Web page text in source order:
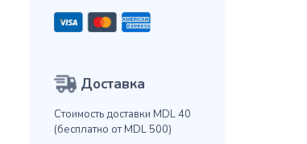
Доставка
Стоимость доставки MDL 40
(бесплатно от MDL 500)